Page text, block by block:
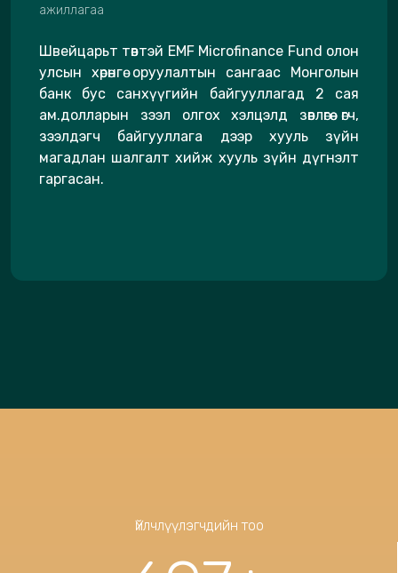
ажиллагаа
Швейцарьт төвтэй EMF Microfinance Fund олон
улсын хөрөнгө оруулалтын сангаас Монголын
банк бус санхүүгийн байгууллагад 2 сая
ам.долларын зээл олгох хэлцэлд зөвлөгөө өгч,
зээлдэгч байгууллага дээр хууль зүйн
магадлан шалгалт хийж хууль зүйн дүгнэлт
гаргасан.
Үйлчлүүлэгчдийн тоо